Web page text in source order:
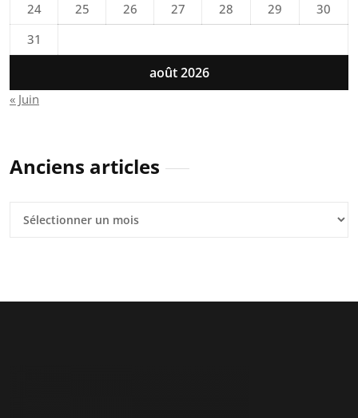
août 2026
24
25 26 27 28 29
30
31
« Juin
Anciens articles
articles